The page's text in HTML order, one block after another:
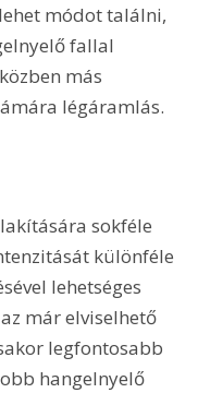
módot találni,
fallal
más
légáramlás.
sokféle
különféle
lehetséges
már elviselhető
legfontosabb
hangelnyelő